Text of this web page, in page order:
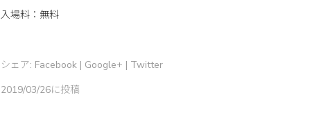
入場料：無料
シェア: Facebook | Google+ | Twitter
2019/03/26に投稿